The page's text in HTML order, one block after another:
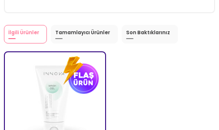
İlgili Ürünler Tamamlayıcı Ürünler Son Baktıklarınız